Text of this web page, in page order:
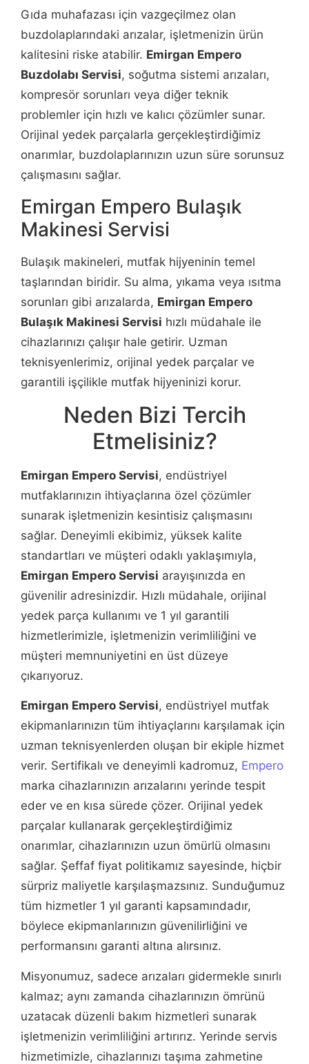
Gıda muhafazası için vazgeçilmez olan
buzdolaplarındaki arızalar, işletmenizin ürün
kalitesini riske atabilir. Emirgan Empero
Buzdolabı Servisi, soğutma sistemi arızaları,
kompresör sorunları veya diğer teknik
problemler için hızlı ve kalıcı çözümler sunar.
Orijinal yedek parçalarla gerçekleştirdiğimiz
onarımlar, buzdolaplarınızın uzun süre sorunsuz
çalışmasını sağlar.
Emirgan Empero Bulaşık
Makinesi Servisi
Bulaşık makineleri, mutfak hijyeninin temel
taşlarından biridir. Su alma, yıkama veya ısıtma
sorunları gibi arızalarda, Emirgan Empero
Bulaşık Makinesi Servisi hızlı müdahale ile
cihazlarınızı çalışır hale getirir. Uzman
teknisyenlerimiz, orijinal yedek parçalar ve
garantili işçilikle mutfak hijyeninizi korur.
Neden Bizi Tercih
Etmelisiniz?
Emirgan Empero Servisi, endüstriyel
mutfaklarınızın ihtiyaçlarına özel çözümler
sunarak işletmenizin kesintisiz çalışmasını
sağlar. Deneyimli ekibimiz, yüksek kalite
standartları ve müşteri odaklı yaklaşımıyla,
Emirgan Empero Servisi arayışınızda en
güvenilir adresinizdir. Hızlı müdahale, orijinal
yedek parça kullanımı ve 1 yıl garantili
hizmetlerimizle, işletmenizin verimliliğini ve
müşteri memnuniyetini en üst düzeye
çıkarıyoruz.
Emirgan Empero Servisi, endüstriyel mutfak
ekipmanlarınızın tüm ihtiyaçlarını karşılamak için
uzman teknisyenlerden oluşan bir ekiple hizmet
verir. Sertifikalı ve deneyimli kadromuz, Empero
marka cihazlarınızın arızalarını yerinde tespit
eder ve en kısa sürede çözer. Orijinal yedek
parçalar kullanarak gerçekleştirdiğimiz
onarımlar, cihazlarınızın uzun ömürlü olmasını
sağlar. Şeffaf fiyat politikamız sayesinde, hiçbir
sürpriz maliyetle karşılaşmazsınız. Sunduğumuz
tüm hizmetler 1 yıl garanti kapsamındadır,
böylece ekipmanlarınızın güvenilirliğini ve
performansını garanti altına alırsınız.
Misyonumuz, sadece arızaları gidermekle sınırlı
kalmaz; aynı zamanda cihazlarınızın ömrünü
uzatacak düzenli bakım hizmetleri sunarak
işletmenizin verimliliğini artırırız. Yerinde servis
hizmetimizle, cihazlarınızı taşıma zahmetine